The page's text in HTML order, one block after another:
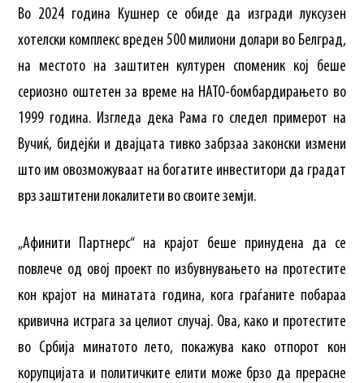
Во 2024 година Кушнер се обиде да изгради луксузен
хотелски комплекс вреден 500 милиони долари во Белград,
на местото на заштитен културен споменик кој беше
сериозно оштетен за време на НАТО-бомбардирањето во
1999 година. Изгледа дека Рама го следел примерот на
Вучиќ, бидејќи и двајцата тивко забрзаа законски измени
што им овозможуваат на богатите инвеститори да градат
врз заштитени локалитети во своите земји.
„Афинити Партнерс“ на крајот беше принудена да се
повлече од овој проект по избувнувањето на протестите
кон крајот на минатата година, кога граѓаните побараа
кривична истрага за целиот случај. Ова, како и протестите
во Србија минатото лето, покажува како отпорот кон
корупцијата и политичките елити може брзо да прерасне